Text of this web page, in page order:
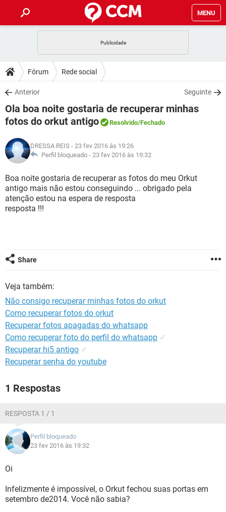
MENU
CELULAR
OUTLOOK
INSTAGRAM GMAIL
GUIA DE COMPRAS
DICAS
JOGOS
OUTLOOK
GUIA DE COMPRAS
DOWNLOADS
JOGOS WHATSAPP
CELULAR FACEBOOK
OUTLOOK EXCEL
INSTAGRAM
GUIA DE COMPRAS
FÓRUM
CELULAR FACEBOOK
INSTAGRAM GMAIL
GUIA DE COMPRAS
GLOSSÁRIO
JOGOS
CELULAR FACEBOOK
OUTLOOK EXCEL
INSTAGRAM
Fórum Rede social
Anterior Seguinte
Ola boa noite gostaria de recuperar minhas
fotos do orkut antigo
Resolvido/Fechado
DRESSA REIS - 23 fev 2016 às 19:26
Perfil bloqueado - 23 fev 2016 às 19:32
Boa noite gostaria de recuperar as fotos do meu Orkut
antigo mais não estou conseguindo ... obrigado pela
atenção estou na espera de resposta
resposta !!!
Share
Veja também:
Não consigo recuperar minhas fotos do orkut
Como recuperar fotos do orkut
Recuperar fotos apagadas do whatsapp
Como recuperar foto do perfil do whatsapp ✓
Recuperar hi5 antigo ✓
Recuperar senha do youtube
1 Respostas
RESPOSTA 1 / 1
Perfil bloqueado
23 fev 2016 às 19:32
Oi
Infelizmente é impossível, o Orkut fechou suas portas em
setembro de2014. Você não sabia?